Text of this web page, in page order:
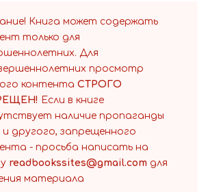
Книга может содержать
только для
Для
просмотр
контента СТРОГО
Если в книге
наличие пропаганды
другого, запрещенного
- просьба написать на
readbookssites@gmail.com для
материала